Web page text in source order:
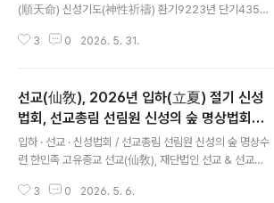
(順天命) 신성기도(神性祈禱) 환기9223년 단기4359
거 신성기도(夏季百日安居神性祈禱) 초재일初齋日 2
오년(丙午年) 백일안거(百日安居) 교유문(敎喩文)」※
선교 정기간행물 “仙敎” 특별호 『정화수기도』 - 선교총림
시정원주님 [선교의례집] 1권 환기 9223년 병오년, 선교
(仙敎) 교단의 백일안거 여름수행은 재단법인 선교에서 반
포한 선교 창교주 취정원사님의 「병오년(丙午年) 백일안
거(百日安居) 교유문(敎喩文)」과 선교 정기간행물 “仙
3 0 2026. 5. 31.
선교(仙敎), 2026년 입하(立夏) 절기 신성
법회, 선교총림 선림원 신성의 숲 명상법회로
대중교화
입하 · 선교 · 신성법회 / 선교총림 선림원 신성의 숲 명상수
련 한민족 고유종교 선교(仙敎), 재단법인 선교 & 선교총
중교화 선교총림 선림원 설립자 시정원주(時正原主), 24
3 0 2026. 5. 6.